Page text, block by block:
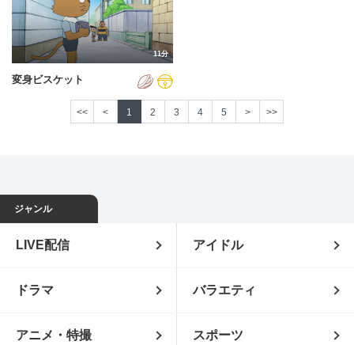
11分
変身ビスケット
<< < 1 2 3 4 5 > >>
ジャンル
LIVE配信 アイドル
ドラマ バラエティ
アニメ・特撮 スポーツ